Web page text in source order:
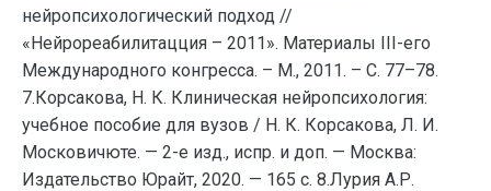
нейропсихологический подход //
«Нейрореабилитацция – 2011». Материалы III-его
Международного конгресса. – М., 2011. – C. 77–78.
7.Корсакова, Н. К. Клиническая нейропсихология:
учебное пособие для вузов / Н. К. Корсакова, Л. И.
Московичюте. — 2-е изд., испр. и доп. — Москва:
Издательство Юрайт, 2020. — 165 с. 8.Лурия А.Р.